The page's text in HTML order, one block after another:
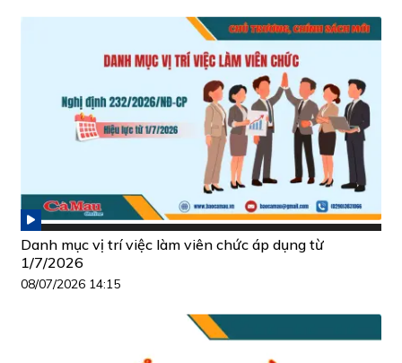
Danh mục vị trí việc làm viên chức áp dụng từ
1/7/2026
08/07/2026 14:15